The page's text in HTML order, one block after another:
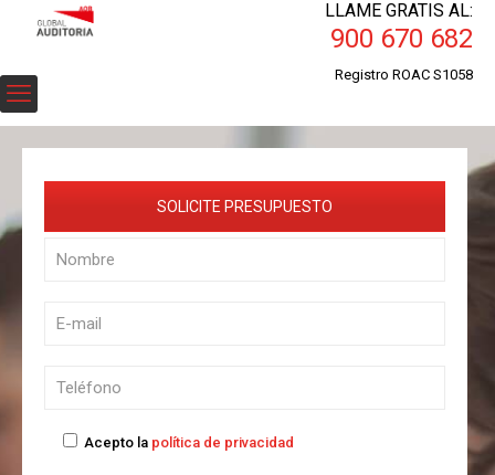
LLAME GRATIS AL:
900 670 682
Registro ROAC S1058
SOLICITE PRESUPUESTO
Acepto la política de privacidad